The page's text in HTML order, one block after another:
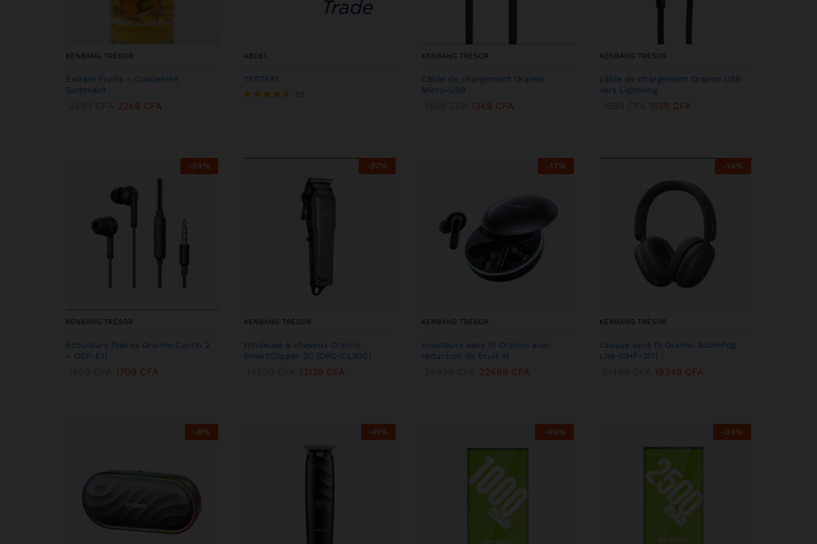
KENBANG TRÉSOR
Extrain Fruits – Concentré
Gommant
2249 CFA
ABDEL
TESTPAY
KENBANG TRÉSOR
Câble de chargement Oraimo
Micro-USB
1349 CFA
KENBANG TRÉSOR
câble de chargement Oraimo USB
vers Lightning
1529 CFA
-24%
KENBANG TRÉSOR
Écouteurs filaires Oraimo Conch 2
– OEP-E11
1709 CFA
-27%
KENBANG TRÉSOR
tondeuse à cheveux Oraimo
SmartClipper 2C (OPC-CL30C)
13139 CFA
-17%
KENBANG TRÉSOR
écouteurs sans fil Oraimo avec
réduction de bruit AI
22499 CFA
-14%
KENBANG TRÉSOR
casque sans fil Oraimo BoomPop
Lite (OHP-317) :
19349 CFA
-8% -11% -40% -34%